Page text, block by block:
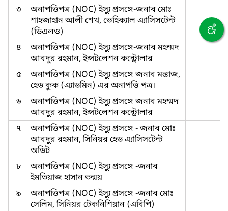
৩
অনাপত্তিপত্র (NOC) ইস্যু প্রসঙ্গে-জনাব মোঃ
শাহজাহান আলী শেখ, ভেহিক্যাল এ্যাসিসটেন্ট
(ডিএলও)
৪
অনাপত্তিপত্র (NOC) ইস্যু প্রসঙ্গে-জনাব মহম্মদ
আবদুর রহমান, ইন্সটলেশন কন্ট্রোলার
৫
অনাপত্তিপত্র (NOC) ইস্যু প্রসঙ্গে জনাব মন্তাজ,
হেড কুক (এ্যাডমিন) এর অনাপত্তি পত্র।
৬
অনাপত্তিপত্র (NOC) ইস্যু প্রসঙ্গে জনাব মহম্মদ
আবদুর রহমান, ইন্সটলেশন কন্ট্রোলার
৭
অনাপত্তিপত্র (NOC) ইস্যু প্রসঙ্গে - জনাব মোঃ
আবদুর রহমান, সিনিয়র হেড এ্যাসিসটেন্ট
অডিট
৮
অনাপত্তিপত্র (NOC) ইস্যু প্রসঙ্গে -জনাব
ইমতিয়াজ হাসান তন্ময়
৯
অনাপত্তিপত্র (NOC) ইস্যু প্রসঙ্গে -জনাব মোঃ
সেলিম, সিনিয়র টেকনিশিয়ান (এবিপি)